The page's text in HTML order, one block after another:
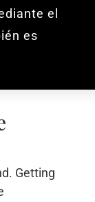
el
es
Getting